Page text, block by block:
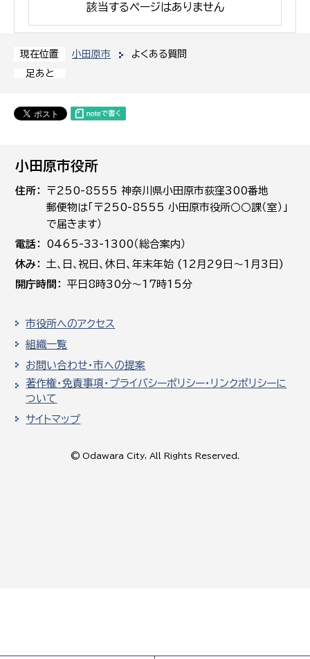
現在位置 小田原市
よくある質問
足あと
該当するページはありません
小田原市役所
住所
〒250-8555 神奈川県小田原市荻窪300番地
郵便物は「〒250-8555 小田原市役所○○課（室）」
で届きます）
電話
0465-33-1300（総合案内）
休み
土､日､祝日、休日、年末年始 (12月29日～1月3日)
開庁時間
平日8時30分～17時15分
市役所へのアクセス
組織一覧
お問い合わせ・市への提案
著作権・免責事項・プライバシーポリシー・リンクポリシーに
ついて
サイトマップ
© Odawara City, All Rights Reserved.